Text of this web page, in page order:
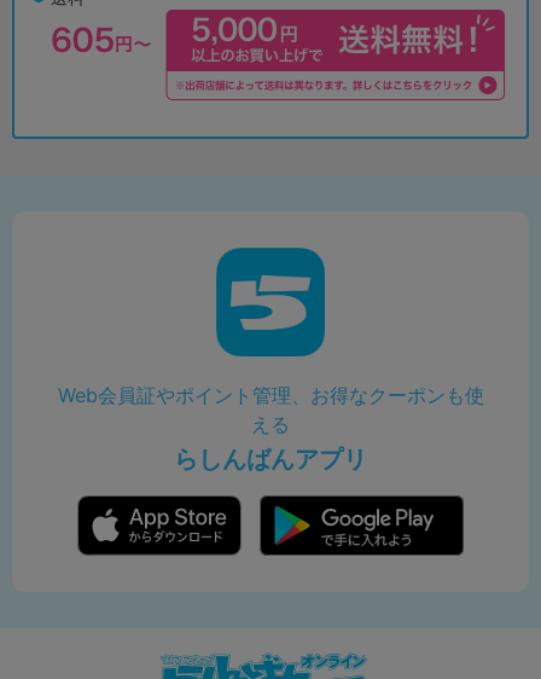
Web会員証やポイント管理、お得なクーポンも使
える
らしんばんアプリ